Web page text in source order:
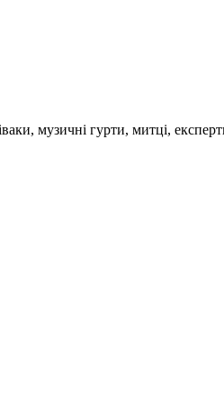
музичні гурти, митці,